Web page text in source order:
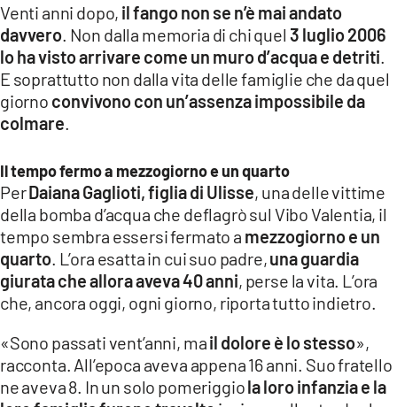
LACONAIR.IT
LACITYMAG.IT
ILREGGINO.IT
COSENZACHANNEL.IT
ILVIBONESE.IT
CATANZAROCHANNEL.IT
LACAPITALENEWS.IT
App
APPLE
Venti anni dopo, il fango non se n’è mai andato
davvero . Non dalla memoria di chi quel 3 luglio 2006
lo ha visto arrivare come un muro d’acqua e detriti
E soprattutto non dalla vita delle famiglie che da quel
giorno convivono con un’assenza impossibile da
colmare
Il tempo fermo a mezzogiorno e un quarto
PerDaiana Gaglioti, figlia di Ulisse, una delle vittime
della bomba d’acqua che deflagrò sul Vibo Valentia, il
tempo sembra essersi fermato a mezzogiorno e un
quarto . L’ora esatta in cui suo padre,una guardia
giurata che allora aveva 40 anni, perse la vita. L’ora
che, ancora oggi, ogni giorno, riporta tutto indietro.
«Sono passati vent’anni, mail dolore è lo stesso»,
racconta. All’epoca aveva appena 16 anni. Suo fratello
ne aveva 8. In un solo pomeriggiola loro infanzia e la